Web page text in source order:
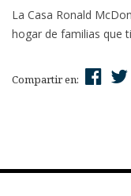
La Casa Ronald
hogar de familias que
Compartir en: